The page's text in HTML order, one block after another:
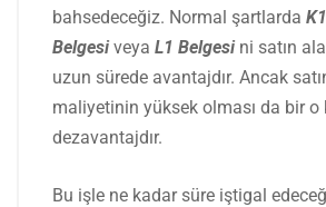
bahsedeceğiz. Normal şartlarda K1
Belgesi veya L1 Belgesi ni satın
uzun sürede avantajdır. Ancak
maliyetinin yüksek olması da bir o
dezavantajdır.
Bu işle ne kadar süre iştigal